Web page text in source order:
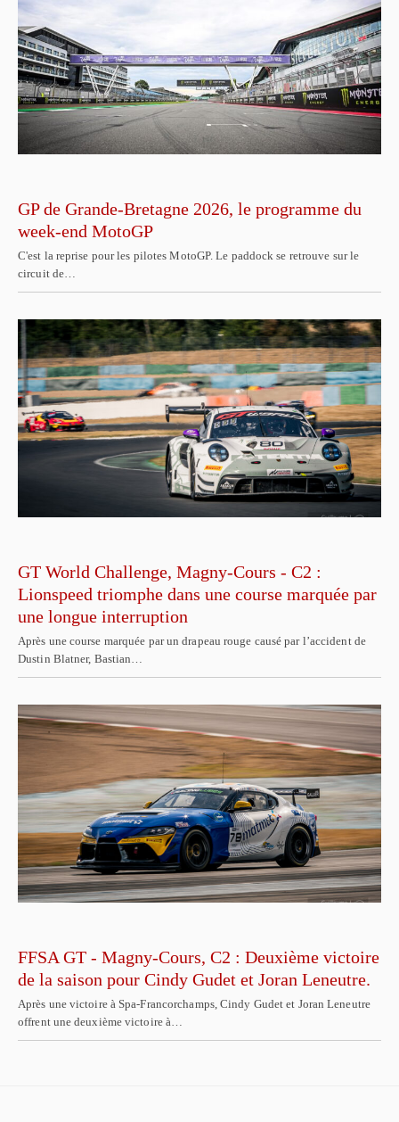
GP de Grande-Bretagne 2026, le programme du
week-end MotoGP
C'est la reprise pour les pilotes MotoGP. Le paddock se retrouve sur le
circuit de…
GT World Challenge, Magny-Cours - C2 :
Lionspeed triomphe dans une course marquée par
une longue interruption
Après une course marquée par un drapeau rouge causé par l’accident de
Dustin Blatner, Bastian…
FFSA GT - Magny-Cours, C2 : Deuxième victoire
de la saison pour Cindy Gudet et Joran Leneutre.
Après une victoire à Spa-Francorchamps, Cindy Gudet et Joran Leneutre
offrent une deuxième victoire à…